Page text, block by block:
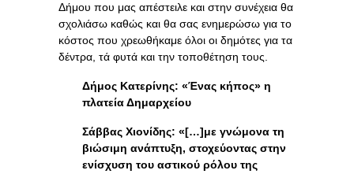
Δήμου που μας απέστειλε και στην συνέχεια θα
σχολιάσω καθώς και θα σας ενημερώσω για το
κόστος που χρεωθήκαμε όλοι οι δημότες για τα
δέντρα, τά φυτά και την τοποθέτηση τους.
Δήμος Κατερίνης: «Ένας κήπος» η
πλατεία Δημαρχείου
Σάββας Χιονίδης: «[…]με γνώμονα τη
βιώσιμη ανάπτυξη, στοχεύοντας στην
ενίσχυση του αστικού ρόλου της